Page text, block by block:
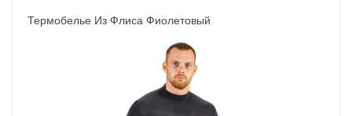
Термобелье Из Флиса Фиолетовый